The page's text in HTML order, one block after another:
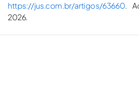
https://jus.com.br/artigos/63660.
2026.